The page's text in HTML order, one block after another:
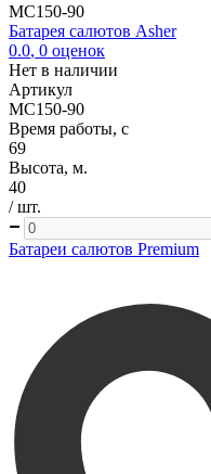
MC150-90
Батарея салютов Asher
0.0, 0 оценок
Нет в наличии
Артикул
MC150-90
Время работы, с
69
Высота, м.
40
/ шт.
Батареи салютов Premium